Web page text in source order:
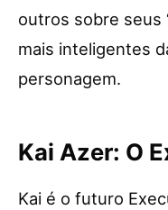
outros sobre seus
mais inteligentes
personagem.
Kai Azer: O
Kai é o futuro